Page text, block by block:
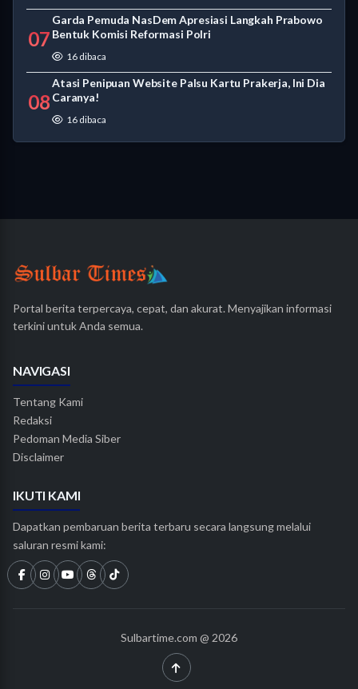
07
Garda Pemuda NasDem Apresiasi Langkah Prabowo
Bentuk Komisi Reformasi Polri
16 dibaca
08
Atasi Penipuan Website Palsu Kartu Prakerja, Ini Dia
Caranya!
16 dibaca
Portal berita terpercaya, cepat, dan akurat. Menyajikan informasi
terkini untuk Anda semua.
NAVIGASI
Tentang Kami
Redaksi
Pedoman Media Siber
Disclaimer
IKUTI KAMI
Dapatkan pembaruan berita terbaru secara langsung melalui
saluran resmi kami:
Sulbartime.com @ 2026